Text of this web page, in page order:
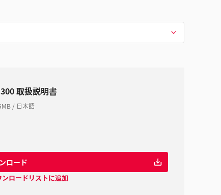
取扱説明書
/ 日本語
ロード
ンロードリストに追加